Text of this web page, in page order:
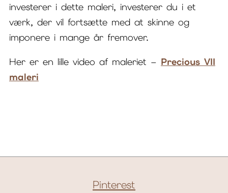
investerer i dette maleri, investerer du i et
værk, der vil fortsætte med at skinne og
imponere i mange år fremover.
Her er en lille video af maleriet – Precious VII
maleri
Pinterest